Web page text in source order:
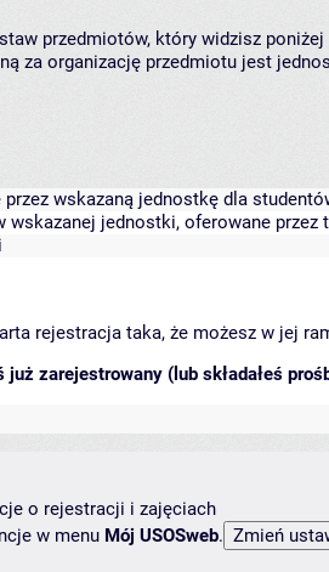
przedmiotów, który widzisz
za organizację przedmiotu jest
przez wskazaną jednostkę dla
wskazanej jednostki, oferowane
rejestracja taka, że możesz w jej
zarejestrowany (lub składałeś
o rejestracji i zajęciach
w menu Mój USOSweb.